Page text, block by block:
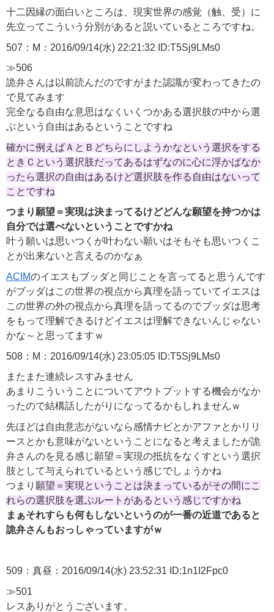
十二因縁の面白いところは、現実世界の感覚（触、受）に
先立ってこういう分別があると説いているところですね。
507：M：2016/09/14(水) 22:21:32 ID:T5Sj9LMs0
≫506
詭弁さんは以前読んだのですがまた認識が変わってきたの
で見てみます
完全なる自由な意思はなくいくつかある選択肢の中から選
ぶという自由はあるということですね
確かに例えばＡとＢどちらにしようかなという選択をする
ときＣという選択肢だってあるはずなのに心に浮かばなか
ったら選択の自由はあるけど選択肢を作る自由はないって
ことですね
つまり願望＝実現は決まってるけどどんな願望を持つかは
自分では選べないということですかね
叶う願いは思いつくが叶わない願いはそもそも思いつくこ
とが出来ないと言えるのかなぁ
ACIMのイエスもブッダと同じことを言ってると思うんです
がブッダはこの世界の視点から真理を語っていてイエスは
この世界の外の視点から真理を語ってるのでブッダは思考
をもって理解できるけどイエスは理解できないんじゃない
かな～と思ってますｗ
508：M：2016/09/14(水) 23:05:05 ID:T5Sj9LMs0
またまた連続レスすみません
あまりこういうことについてアウトプットする機会がなか
ったので結構話したがりになってるかもしれませんｗ
先ほどは自由意志がないなら感情ナビとかアファとかリリ
ースとかも意味がないということになると考えましたが詭
弁さんのを見る感じ願望＝実現の抵抗をなくすという選択
肢として与えられているという感じでしょうかね
つまり 願望＝実現ということは決まっているがその間にこ
れらの選択肢を選ぶルートがあるという感じですかね
まぁそれすらも何もしないというのが一番の近道であると
詭弁さんもおっしゃっていますがｗ
509：真昼：2016/09/14(水) 23:52:31 ID:1n1I2Fpc0
≫501
レスありがとうございます。